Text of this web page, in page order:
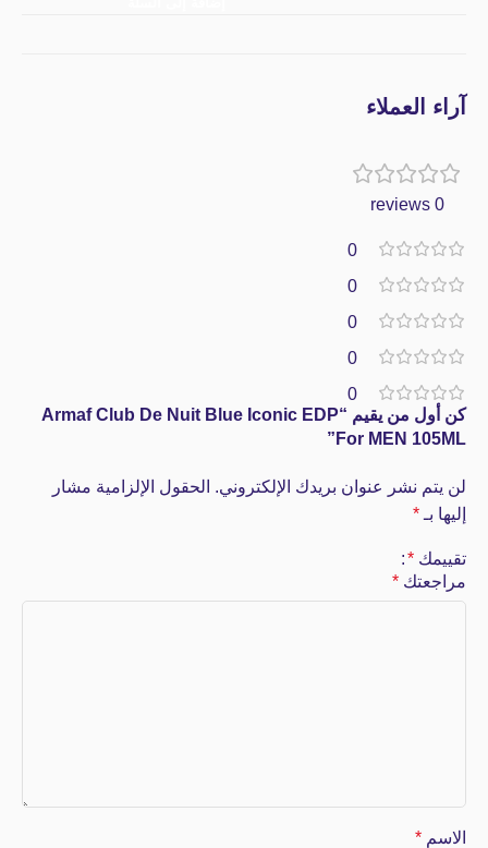
آراء العملاء
0 reviews
0
0
0
0
0
كن أول من يقيم “Armaf Club De Nuit Blue Iconic EDP
For MEN 105ML”
لن يتم نشر عنوان بريدك الإلكتروني. الحقول الإلزامية مشار
إليها بـ *
تقييمك *
مراجعتك *
الاسم *